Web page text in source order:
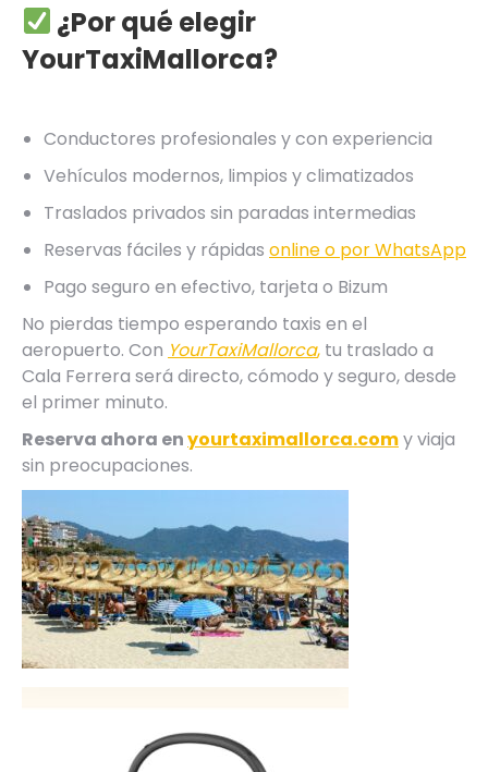
¿Por qué elegir
YourTaxiMallorca?
Conductores profesionales y con experiencia
Vehículos modernos, limpios y climatizados
Traslados privados sin paradas intermedias
Reservas fáciles y rápidas online o por WhatsApp
Pago seguro en efectivo, tarjeta o Bizum
No pierdas tiempo esperando taxis en el
aeropuerto. Con YourTaxiMallorca, tu traslado a
Cala Ferrera será directo, cómodo y seguro, desde
el primer minuto.
Reserva ahora enyourtaximallorca.comy viaja
sin preocupaciones.